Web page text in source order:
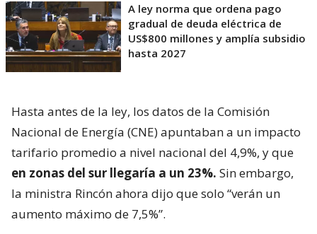
A ley norma que ordena pago
gradual de deuda eléctrica de
US$800 millones y amplía subsidio
hasta 2027
Hasta antes de la ley, los datos de la Comisión
Nacional de Energía (CNE) apuntaban a un impacto
tarifario promedio a nivel nacional del 4,9%, y que
en zonas del sur llegaría a un 23%. Sin embargo,
la ministra Rincón ahora dijo que solo “verán un
aumento máximo de 7,5%”.